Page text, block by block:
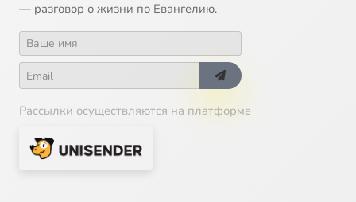
— разговор о жизни по Евангелию.
Рассылки осуществляются на платформе